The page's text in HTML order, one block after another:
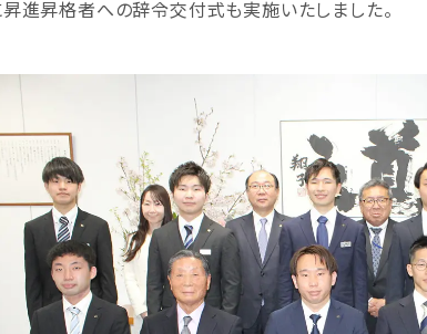
昇進昇格者への辞令交付式も実施いたしました。